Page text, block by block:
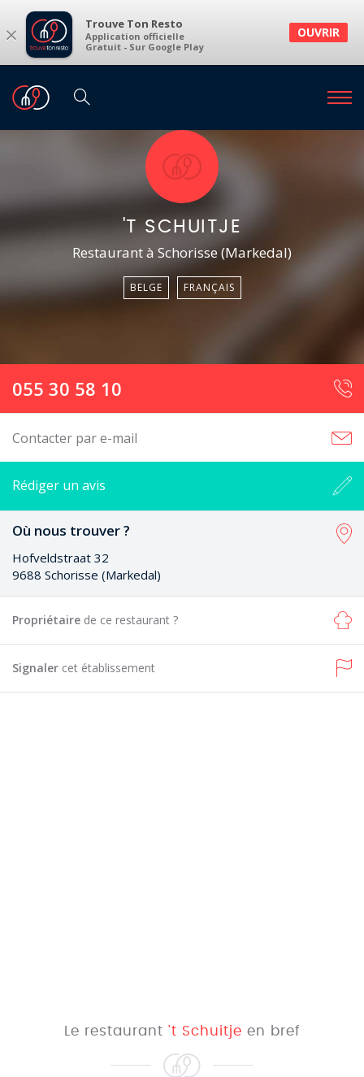
× Trouve Ton Resto
Application officielle
Gratuit - Sur Google Play
OUVRIR
'T SCHUITJE
Restaurant à Schorisse (Markedal)
BELGE FRANÇAIS
055 30 58 10
Contacter par e-mail
Rédiger un avis
Où nous trouver ?
Hofveldstraat 32
9688 Schorisse (Markedal)
Propriétaire de ce restaurant ?
Signaler cet établissement
Le restaurant 't Schuitje en bref